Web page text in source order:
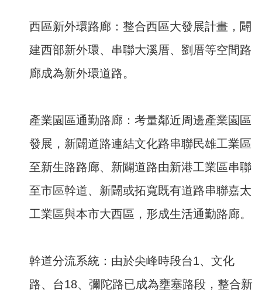
西區新外環路廊：整合西區大發展計畫，闢
建西部新外環、串聯大溪厝、劉厝等空間路
廊成為新外環道路。
產業園區通勤路廊：考量鄰近周邊產業園區
發展，新闢道路連結文化路串聯民雄工業區
至新生路路廊、新闢道路由新港工業區串聯
至市區幹道、新闢或拓寬既有道路串聯嘉太
工業區與本市大西區，形成生活通勤路廊。
幹道分流系統：由於尖峰時段台1、文化
路、台18、彌陀路已成為壅塞路段，整合新